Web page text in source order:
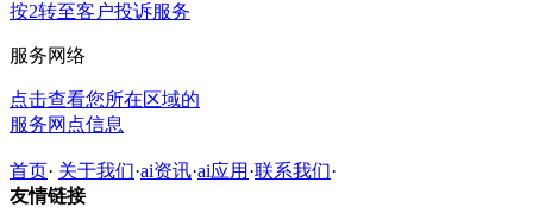
按2转至客户投诉服务
服务网络
点击查看您所在区域的
服务网点信息
首页· 关于我们·ai资讯·ai应用 ·联系我们·
友情链接